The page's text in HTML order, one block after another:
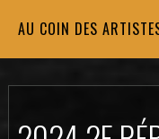
AU COIN DES